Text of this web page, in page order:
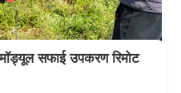
मॉड्यूल सफाई उपकरण रिमोट